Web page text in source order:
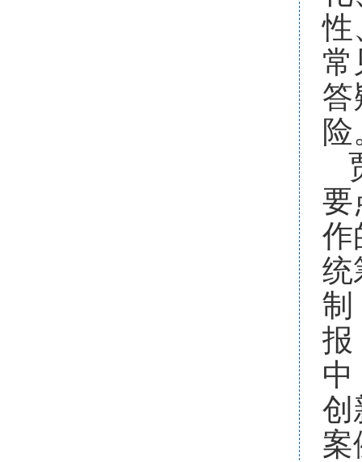
性
要
作
统
制
报
创